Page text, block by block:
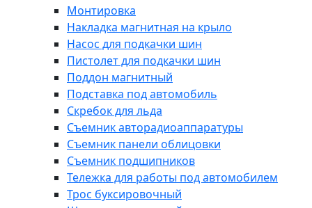
Монтировка
Накладка магнитная на крыло
Насос для подкачки шин
Пистолет для подкачки шин
Поддон магнитный
Подставка под автомобиль
Скребок для льда
Съемник авторадиоаппаратуры
Съемник панели облицовки
Съемник подшипников
Тележка для работы под автомобилем
Трос буксировочный